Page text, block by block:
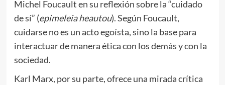
Michel Foucault en su reflexión sobre la “cuidado
de sí” (epimeleia heautou). Según Foucault,
cuidarse no es un acto egoísta, sino la base para
interactuar de manera ética con los demás y con la
sociedad.
Karl Marx, por su parte, ofrece una mirada crítica